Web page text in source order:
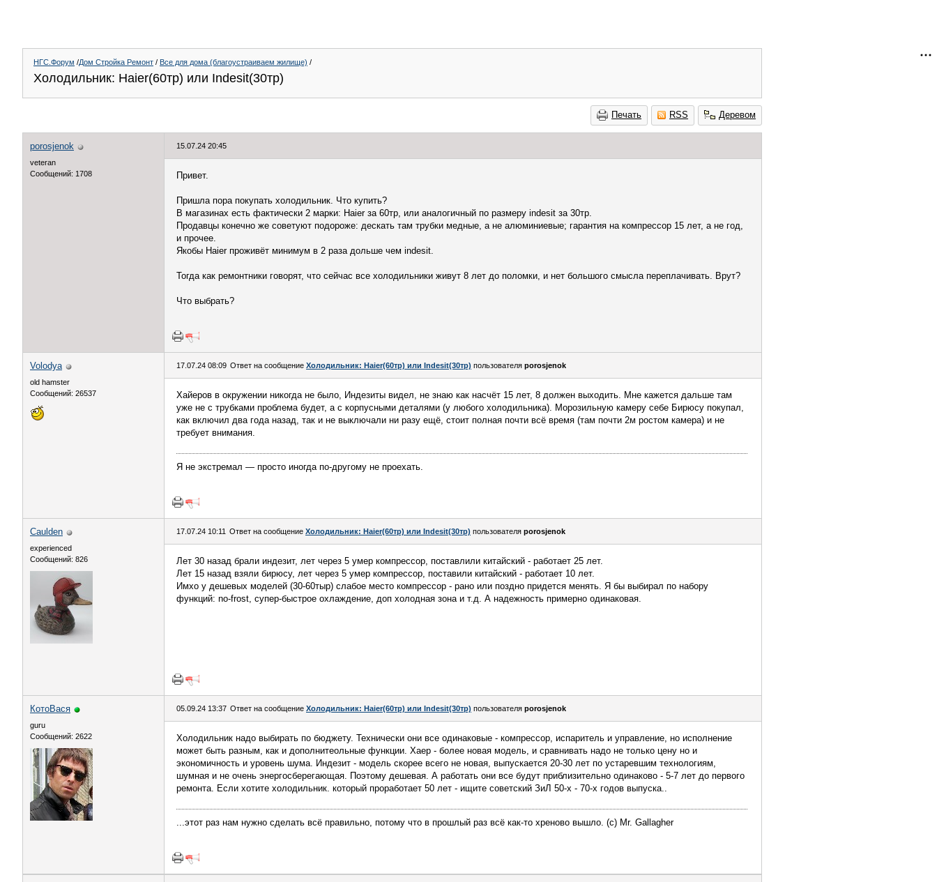
НГС.Форум /Дом Стройка Ремонт / Все для дома (благоустраиваем жилище) /
Холодильник: Haier(60тр) или Indesit(30тр)
Печать RSS Деревом
porosjenok
veteran
Сообщений: 1708
15.07.24 20:45
Привет.
Пришла пора покупать холодильник. Что купить?
В магазинах есть фактически 2 марки: Haier за 60тр, или аналогичный по размеру indesit за 30тр.
Продавцы конечно же советуют подороже: дескать там трубки медные, а не алюминиевые; гарантия на компрессор 15 лет, а не год,
и прочее.
Якобы Haier проживёт минимум в 2 раза дольше чем indesit.
Тогда как ремонтники говорят, что сейчас все холодильники живут 8 лет до поломки, и нет большого смысла переплачивать. Врут?
Что выбрать?
Volodya
old hamster
Сообщений: 26537
17.07.24 08:09 Ответ на сообщение Холодильник: Haier(60тр) или Indesit(30тр) пользователя porosjenok
Хайеров в окружении никогда не было, Индезиты видел, не знаю как насчёт 15 лет, 8 должен выходить. Мне кажется дальше там
уже не с трубками проблема будет, а с корпусными деталями (у любого холодильника). Морозильную камеру себе Бирюсу покупал,
как включил два года назад, так и не выключали ни разу ещё, стоит полная почти всё время (там почти 2м ростом камера) и не
требует внимания.
Я не экстремал — просто иногда по-другому не проехать.
Caulden
experienced
Сообщений: 826
17.07.24 10:11 Ответ на сообщение Холодильник: Haier(60тр) или Indesit(30тр) пользователя porosjenok
Лет 30 назад брали индезит, лет через 5 умер компрессор, поставлили китайский - работает 25 лет.
Лет 15 назад взяли бирюсу, лет через 5 умер компрессор, поставили китайский - работает 10 лет.
Имхо у дешевых моделей (30-60тыр) слабое место компрессор - рано или поздно придется менять. Я бы выбирал по набору
функций: no-frost, супер-быстрое охлаждение, доп холодная зона и т.д. А надежность примерно одинаковая.
КотоВася
guru
Сообщений: 2622
05.09.24 13:37 Ответ на сообщение Холодильник: Haier(60тр) или Indesit(30тр) пользователя porosjenok
Холодильник надо выбирать по бюджету. Технически они все одинаковые - компрессор, испаритель и управление, но исполнение
может быть разным, как и дополнитеольные функции. Хаер - более новая модель, и сравнивать надо не только цену но и
экономичность и уровень шума. Индезит - модель скорее всего не новая, выпускается 20-30 лет по устаревшим технологиям,
шумная и не очень энергосберегающая. Поэтому дешевая. А работать они все будут приблизительно одинаково - 5-7 лет до первого
ремонта. Если хотите холодильник. который проработает 50 лет - ищите советский ЗиЛ 50-х - 70-х годов выпуска..
...этот раз нам нужно сделать всё правильно, потому что в прошлый раз всё как-то хреново вышло. (с) Mr. Gallagher